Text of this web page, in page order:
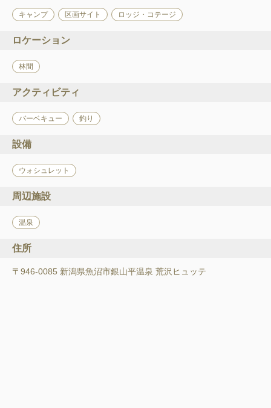
キャンプ 区画サイト ロッジ・コテージ
ロケーション
林間
アクティビティ
バーベキュー 釣り
設備
ウォシュレット
周辺施設
温泉
住所
〒946-0085 新潟県魚沼市銀山平温泉 荒沢ヒュッテ